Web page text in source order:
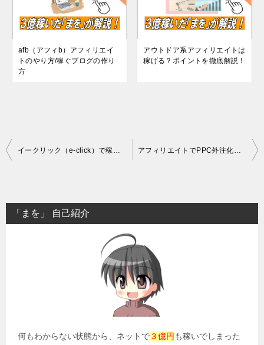
afb（アフィb）アフィリエイ
トのやり方/稼ぐブログの作り
方
アウトドア系アフィリエイトは
稼げる？ポイントを徹底解説！
投
ビ
ゲ
「まを」 自己紹介
何もわからない状態から、ネットで３億円 も稼いでしまった